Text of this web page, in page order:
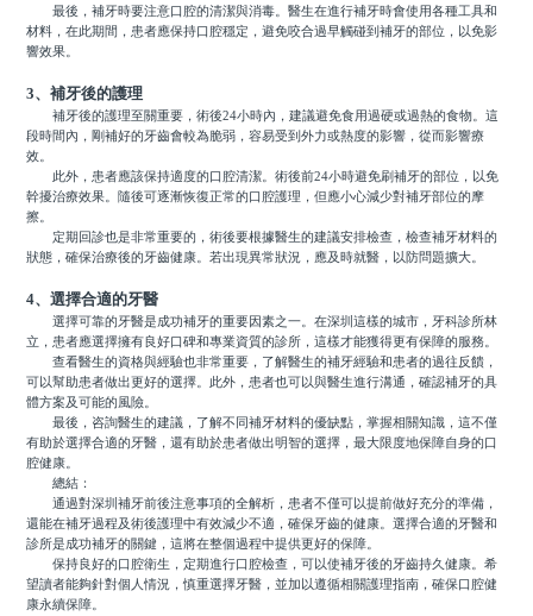
最後，補牙時要注意口腔的清潔與消毒。醫生在進行補牙時會使用各種工具和
材料，在此期間，患者應保持口腔穩定，避免咬合過早觸碰到補牙的部位，以免影
響效果。
3、補牙後的護理
補牙後的護理至關重要，術後24小時內，建議避免食用過硬或過熱的食物。這
段時間內，剛補好的牙齒會較為脆弱，容易受到外力或熱度的影響，從而影響療
效。
此外，患者應該保持適度的口腔清潔。術後前24小時避免刷補牙的部位，以免
幹擾治療效果。隨後可逐漸恢復正常的口腔護理，但應小心減少對補牙部位的摩
擦。
定期回診也是非常重要的，術後要根據醫生的建議安排檢查，檢查補牙材料的
狀態，確保治療後的牙齒健康。若出現異常狀況，應及時就醫，以防問題擴大。
4、選擇合適的牙醫
選擇可靠的牙醫是成功補牙的重要因素之一。在深圳這樣的城市，牙科診所林
立，患者應選擇擁有良好口碑和專業資質的診所，這樣才能獲得更有保障的服務。
查看醫生的資格與經驗也非常重要，了解醫生的補牙經驗和患者的過往反饋，
可以幫助患者做出更好的選擇。此外，患者也可以與醫生進行溝通，確認補牙的具
體方案及可能的風險。
最後，咨詢醫生的建議，了解不同補牙材料的優缺點，掌握相關知識，這不僅
有助於選擇合適的牙醫，還有助於患者做出明智的選擇，最大限度地保障自身的口
腔健康。
總結：
通過對深圳補牙前後注意事項的全解析，患者不僅可以提前做好充分的準備，
還能在補牙過程及術後護理中有效減少不適，確保牙齒的健康。選擇合適的牙醫和
診所是成功補牙的關鍵，這將在整個過程中提供更好的保障。
保持良好的口腔衛生，定期進行口腔檢查，可以使補牙後的牙齒持久健康。希
望讀者能夠針對個人情況，慎重選擇牙醫，並加以遵循相關護理指南，確保口腔健
康永續保障。